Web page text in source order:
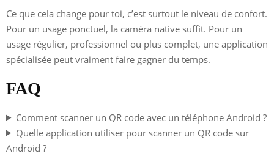
Ce que cela change pour toi, c’est surtout le niveau de confort.
Pour un usage ponctuel, la caméra native suffit. Pour un
usage régulier, professionnel ou plus complet, une application
spécialisée peut vraiment faire gagner du temps.
FAQ
Comment scanner un QR code avec un téléphone Android ?
Quelle application utiliser pour scanner un QR code sur
Android ?